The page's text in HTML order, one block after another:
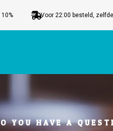
Voor 22:00 besteld,
YOU HAVE A